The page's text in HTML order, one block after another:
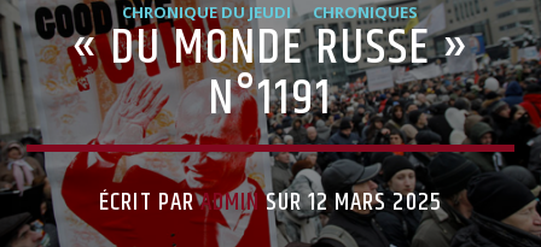
CHRONIQUE DU JEUDI CHRONIQUES
« DU MONDE RUSSE »
N°1191
ÉCRIT PARADMINSUR 12 MARS 2025